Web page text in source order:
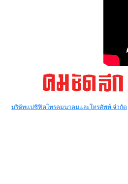
บริษัทแปซิฟิคโทรคมนาคมและโทรศัพท์ จำกัด